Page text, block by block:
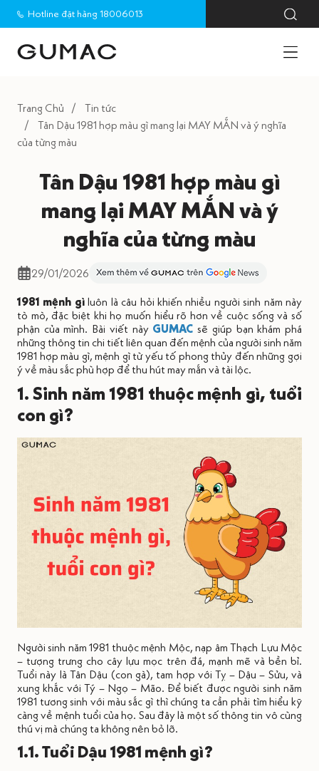
Hotline đặt hàng 18006013
Trang Chủ
Tin tức
Tân Dậu 1981 hợp màu gì mang lại MAY MẮN và ý nghĩa
của từng màu
Tân Dậu 1981 hợp màu gì
mang lại MAY MẮN và ý
nghĩa của từng màu
29/01/2026
1981 mệnh gìluôn là câu hỏi khiến nhiều người sinh năm này
tò mò, đặc biệt khi họ muốn hiểu rõ hơn về cuộc sống và số
phận của mình. Bài viết này GUMAC sẽ giúp bạn khám phá
những thông tin chi tiết liên quan đến mệnh của người sinh năm
1981 hợp màu gì, mệnh gì từ yếu tố phong thủy đến những gợi
ý về màu sắc phù hợp để thu hút may mắn và tài lộc.
1. Sinh năm 1981 thuộc mệnh gì, tuổi
con gì?
Người sinh năm 1981 thuộc mệnh Mộc, nạp âm Thạch Lựu Mộc
– tượng trưng cho cây lựu mọc trên đá, mạnh mẽ và bền bỉ.
Tuổi này là Tân Dậu (con gà), tam hợp với Tỵ – Dậu – Sửu, và
xung khắc với Tý – Ngọ – Mão. Để biết được người sinh năm
1981 tương sinh với màu sắc gì thì chúng ta cần phải tìm hiểu kỹ
càng về mệnh tuổi của họ. Sau đây là một số thông tin vô cùng
thú vị mà chúng ta không nên bỏ lỡ.
1.1. Tuổi Dậu 1981 mệnh gì?